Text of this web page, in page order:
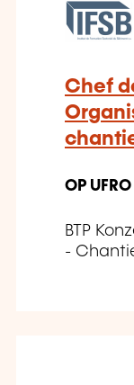
Chef
OP UFRO
BTP
-